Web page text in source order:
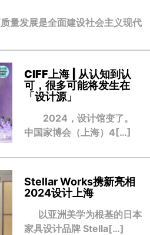
量发展是全面建设社会主义现代
CIFF上海 | 从认知到认
可，很多可能将发生在
「设计源」
2024，设计馆变了。
中国家博会（上海）4[…]
Stellar Works携新亮相
2024设计上海
以亚洲美学为根基的日本
家具设计品牌 Stella[…]